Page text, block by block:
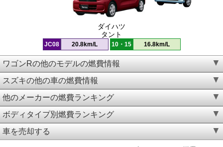
ダイハツ
タント
JC08 20.8km/L 10・15 16.8km/L
ワゴンRの他のモデルの燃費情報
スズキの他の車の燃費情報
他のメーカーの燃費ランキング
ボディタイプ別燃費ランキング
車を売却する